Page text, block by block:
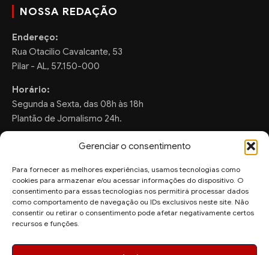
Gerenciar o consentimento
Para fornecer as melhores experiências, usamos tecnologias como
cookies para armazenar e/ou acessar informações do dispositivo. O
consentimento para essas tecnologias nos permitirá processar dados
como comportamento de navegação ou IDs exclusivos neste site. Não
consentir ou retirar o consentimento pode afetar negativamente certos
recursos e funções.
NOSSA REDAÇÃO
Endereço:
Rua Otacilio Cavalcante, 53
Pilar - AL, 57.150-000
Horário:
Segunda a Sexta, das 08h às 18h
Plantão de Jornalismo 24h.
FALE CONOSCO
Sugestões de Pauta:
ronaldo.valentim150@gmail.com